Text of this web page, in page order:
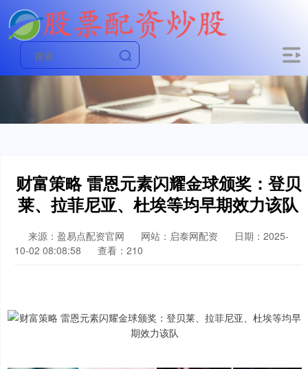
财富策略 雷恩元素闪耀金球颁奖：登贝
莱、拉菲尼亚、杜埃等均早期效力该队
来源：盈易点配资官网 网站：启泰网配资
日期：2025-
10-02 08:08:58
查看：210